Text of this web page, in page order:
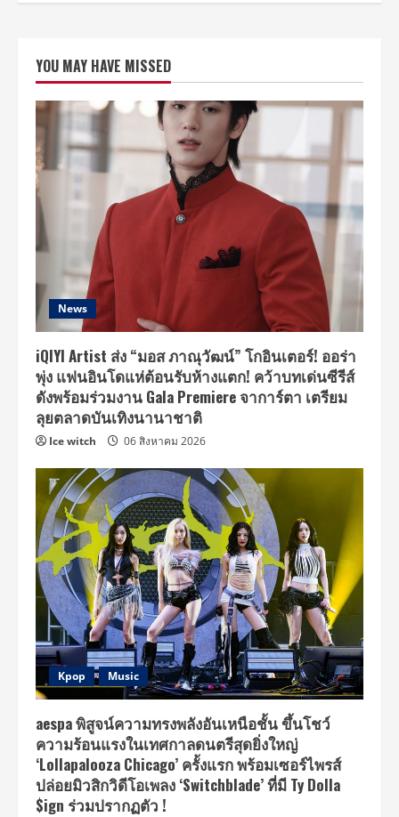
YOU MAY HAVE MISSED
News
iQIYI Artist ส่ง “มอส ภาณุวัฒน์” โกอินเตอร์! ออร่า
พุ่ง แฟนอินโดแห่ต้อนรับห้างแตก! คว้าบทเด่นซีรีส์
ดังพร้อมร่วมงาน Gala Premiere จาการ์ตา เตรียม
ลุยตลาดบันเทิงนานาชาติ
Ice witch 06 สิงหาคม 2026
Kpop Music
aespa พิสูจน์ความทรงพลังอันเหนือชั้น ขึ้นโชว์
ความร้อนแรงในเทศกาลดนตรีสุดยิ่งใหญ่
‘Lollapalooza Chicago’ ครั้งแรก พร้อมเซอร์ไพรส์
ปล่อยมิวสิกวิดีโอเพลง ‘Switchblade’ ที่มี Ty Dolla
$ign ร่วมปรากฏตัว !